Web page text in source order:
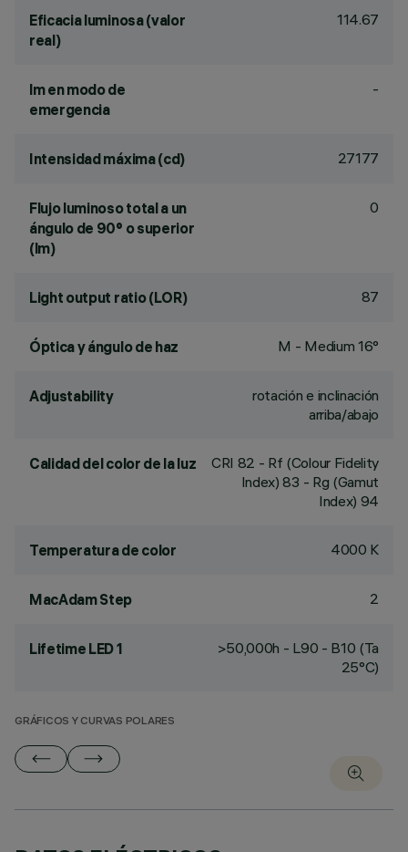
Eficacia luminosa (valor
real)
114.67
lm en modo de
emergencia
-
Intensidad máxima (cd) 27177
Flujo luminoso total a un
ángulo de 90° o superior
(lm)
0
Light output ratio (LOR) 87
Óptica y ángulo de haz M - Medium 16°
Adjustability
rotación e inclinación
arriba/abajo
Calidad del color de la luz CRI 82 - Rf (Colour Fidelity
Index) 83 - Rg (Gamut
Index) 94
Temperatura de color 4000 K
MacAdam Step 2
Lifetime LED 1
>50,000h - L90 - B10 (Ta
25°C)
GRÁFICOS Y CURVAS POLARES